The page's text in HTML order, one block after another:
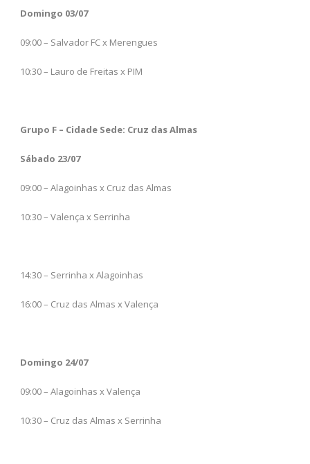
Domingo 03/07
09:00 – Salvador FC x Merengues
10:30 – Lauro de Freitas x PIM
Grupo F – Cidade Sede: Cruz das Almas
Sábado 23/07
09:00 – Alagoinhas x Cruz das Almas
10:30 – Valença x Serrinha
14:30 – Serrinha x Alagoinhas
16:00 – Cruz das Almas x Valença
Domingo 24/07
09:00 – Alagoinhas x Valença
10:30 – Cruz das Almas x Serrinha